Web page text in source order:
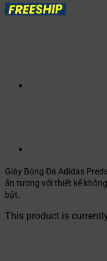
Giày Bóng Đá Adidas
ấn tượng với thiết kế
bật.
This product is